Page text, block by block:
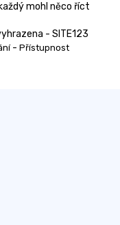
mohl něco říct
- SITE123
- Přístupnost